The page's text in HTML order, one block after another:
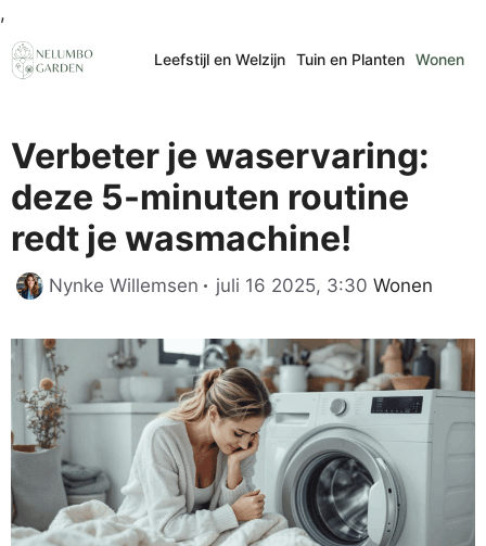
,
naar
de
Leefstijl en Welzijn Tuin en Planten Wonen
Verbeter je waservaring:
deze 5-minuten routine
redt je wasmachine!
Nynke Willemsen juli 16 2025, 3:30 Categorieën
Wonen